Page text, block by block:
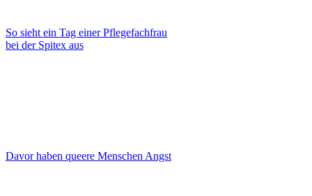
So sieht ein Tag einer Pflegefachfrau
bei der Spitex aus
Davor haben queere Menschen Angst